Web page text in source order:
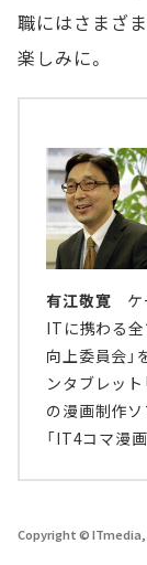
職にはさまざ
楽しみに。
有江敬寛 ケ
ITに携わる
向上委員会」
ンタブレッ
の漫画制作
「IT4コマ漫画
Copyright © ITmedia,